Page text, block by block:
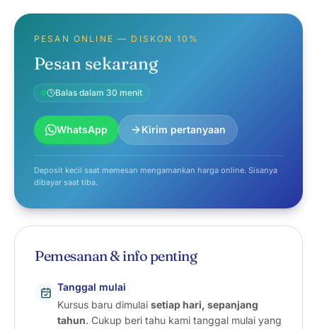
PESAN ONLINE — DISKON 10%
Pesan sekarang
Balas dalam 30 menit
WhatsApp Kirim pertanyaan
Deposit kecil saat memesan mengamankan harga online. Sisanya
dibayar saat tiba.
Pemesanan & info penting
Tanggal mulai
Kursus baru dimulai setiap hari, sepanjang
tahun. Cukup beri tahu kami tanggal mulai yang